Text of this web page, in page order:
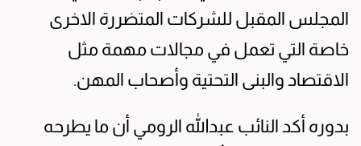
المجلس المقبل للشركات المتضررة الاخرى
خاصة التي تعمل في مجالات مهمة مثل
الاقتصاد والبنى التحتية وأصحاب المهن.
بدوره أكد النائب عبدالله الرومي أن ما يطرحه